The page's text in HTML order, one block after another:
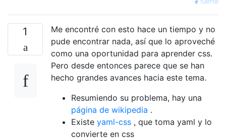
1
Me encontré con esto hace un tiempo y no
pude encontrar nada, así que lo aproveché
como una oportunidad para aprender css.
Pero desde entonces parece que se han
hecho grandes avances hacia este tema.
Resumiendo su problema, hay una
página de wikipedia .
Existe yaml-css , que toma yaml y lo
convierte en css